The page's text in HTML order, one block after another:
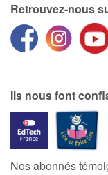
Retrouvez-nous
Ils nous font
Nos abonnés